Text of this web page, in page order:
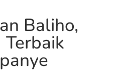
Baliho,
Terbaik